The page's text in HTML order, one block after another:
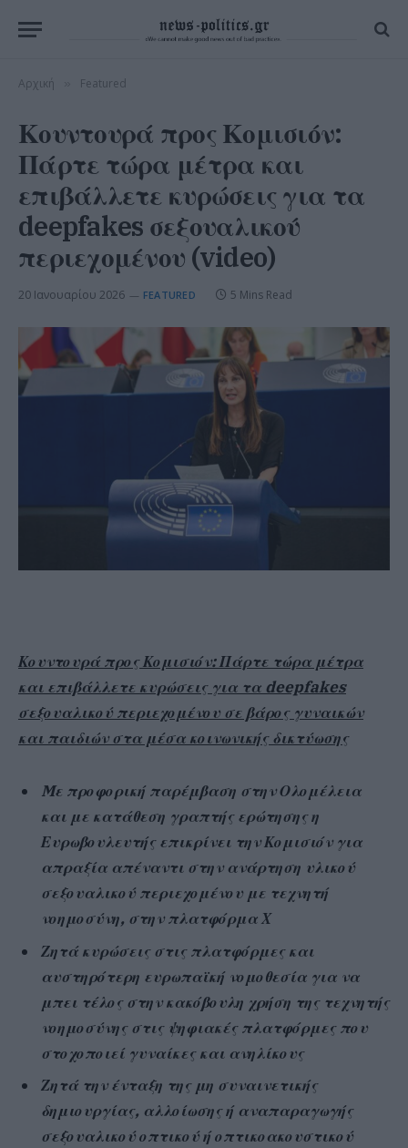
Αρχική Featured
Κουντουρά προς Κομισιόν:
Πάρτε τώρα μέτρα και
επιβάλλετε κυρώσεις για τα
deepfakes σεξουαλικού
περιεχομένου (video)
20 Ιανουαρίου 2026 FEATURED 5 Mins Read
Κουντουρά προς Κομισιόν: Πάρτε τώρα μέτρα
και επιβάλλετε κυρώσεις για τα deepfakes
σεξουαλικού περιεχομένου σε βάρος γυναικών
και παιδιών στα μέσα κοινωνικής δικτύωσης
Mε προφορική παρέμβαση στην Ολομέλεια
και με κατάθεση γραπτής ερώτησης η
Ευρωβουλευτής επικρίνει την Κομισιόν για
απραξία απέναντι στην ανάρτηση υλικού
σεξουαλικού περιεχομένου με τεχνητή
νοημοσύνη, στην πλατφόρμα Χ
Ζητά κυρώσεις στις πλατφόρμες και
αυστηρότερη ευρωπαϊκή νομοθεσία για να
μπει τέλος στην κακόβουλη χρήση της τεχνητής
νοημοσύνης στις ψηφιακές πλατφόρμες που
στοχοποιεί γυναίκες και ανηλίκους
Ζητά την ένταξη της μη συναινετικής
δημιουργίας, αλλοίωσης ή αναπαραγωγής
σεξουαλικού οπτικού ή οπτικοακουστικού